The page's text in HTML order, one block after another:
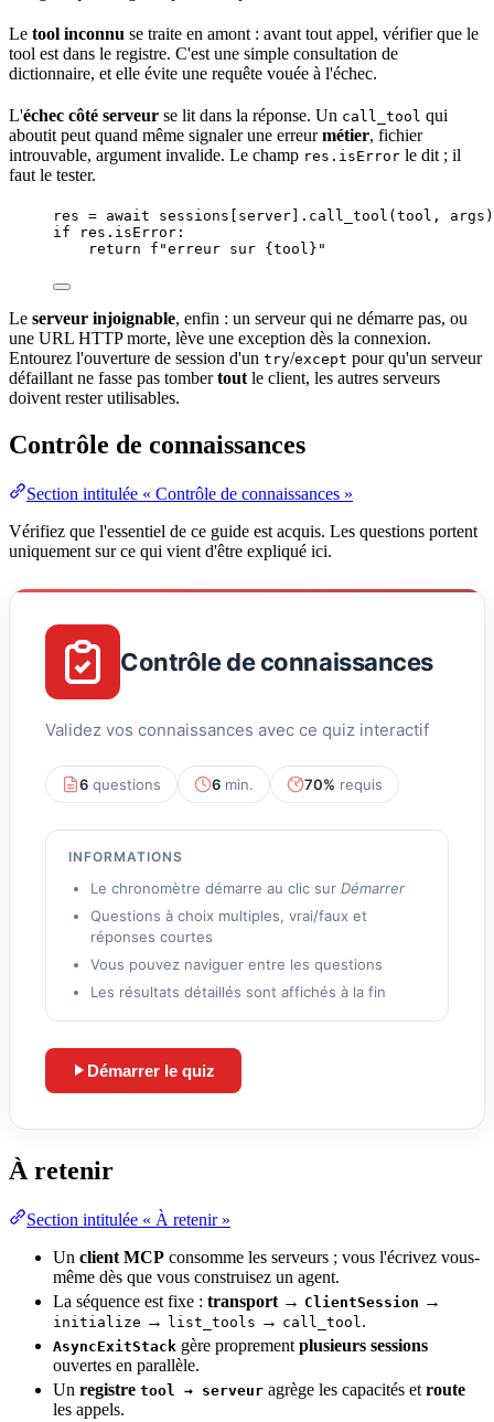
Le tool inconnu se traite en amont : avant tout appel, vérifier que le
tool est dans le registre. C'est une simple consultation de
dictionnaire, et elle évite une requête vouée à l'échec.
L'échec côté serveur se lit dans la réponse. Un call_tool qui
aboutit peut quand même signaler une erreurmétier, fichier
introuvable, argument invalide. Le champ res.isError le dit ; il
faut le tester.
res = await sessions[server]. call_tool ( tool , args )
if res.isError:
return
f "erreur sur { tool } "
Le serveur injoignable, enfin : un serveur qui ne démarre pas, ou
une URL HTTPmorte, lève une exception dès la connexion.
Entourez l'ouverture de session d'un try/except pour qu'un serveur
défaillant ne fasse pas tombertout le client, les autres serveurs
doivent rester utilisables.
Contrôle de connaissances
Section intitulée « Contrôle de connaissances »
Vérifiez que l'essentiel de ce guide est acquis. Les questions portent
uniquement sur ce qui vient d'être expliqué ici.
Contrôle de connaissances
Validez vos connaissances avec ce quiz interactif
6 questions 6 min. 70% requis
INFORMATIONS
Le chronomètre démarre au clic sur Démarrer
Questions à choix multiples, vrai/faux et
réponses courtes
Vous pouvez naviguer entre les questions
Les résultats détaillés sont affichés à la fin
Démarrer le quiz
À retenir
Section intitulée « À retenir »
Un client MCP consomme les serveurs ; vous l'écrivez vous-
même dès que vous construisez un agent.
La séquence est fixe : transport → ClientSession →
initialize → list_tools → call_tool .
AsyncExitStack gère proprement plusieurs sessions
ouvertes en parallèle.
Un registre tool → serveur agrège les capacités et route
les appels.